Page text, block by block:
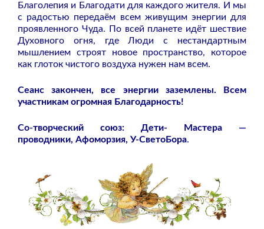
Благолепия и Благодати для каждого жителя. И мы
с радостью передаём всем живущим энергии для
проявленного Чуда. По всей планете идёт шествие
Духовного огня, где Люди с нестандартным
мышлением строят новое пространство, которое
как глоток чистого воздуха нужен нам всем.
Сеанс закончен, все энергии заземлены. Всем
участникам огромная Благодарность!
Со-творческий союз: Дети- Мастера —
проводники, Афоморзия, У-СветоБора.